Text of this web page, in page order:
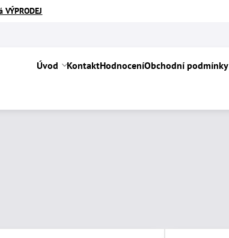
Úvod KontaktHodnoceníObchodní podmínky